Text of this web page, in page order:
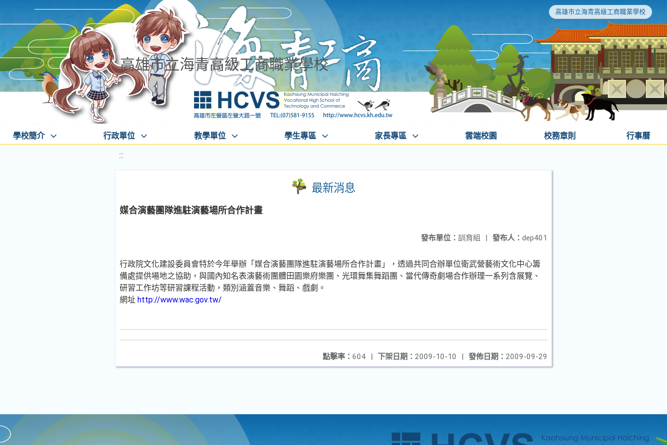
高雄市立海青高級工商職業學校
高雄市立海青高級工商職業學校
學校簡介 行政單位 教學單位 學生專區 家長專區 雲端校園 校務章則 行事曆
:::
最新消息
媒合演藝團隊進駐演藝場所合作計畫
發布人： dep401
發布單位： 訓育組 |
行政院文化建設委員會特於今年舉辦「媒合演藝團隊進駐演藝場所合作計畫」，透過共同合辦單位衛武營藝術文化中心籌
備處提供場地之協助，與國內知名表演藝術團體田園樂府樂團、光環舞集舞蹈團、當代傳奇劇場合作辦理一系列含展覽、
研習工作坊等研習課程活動，類別涵蓋音樂、舞蹈、戲劇。
網址 http://www.wac.gov.tw/
發佈日期： 2009-09-29
下架日期： 2009-10-10 |
點擊率： 604 |